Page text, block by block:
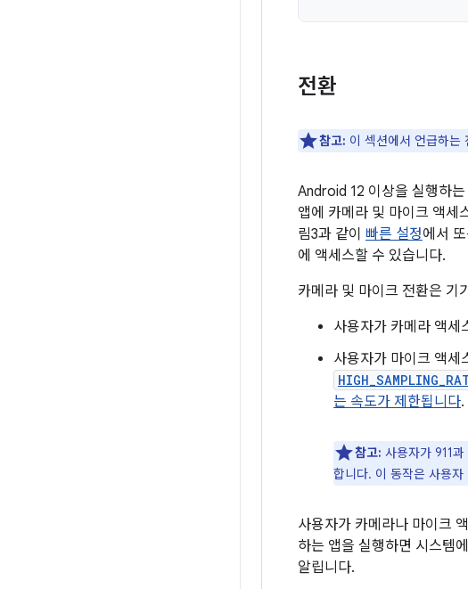
전환
참고: 이 섹션에서 언급하는
Android 12 이상을 실행하는
앱에 카메라 및 마이크 액세
림3과 같이 빠른 설정에서
에 액세스할 수 있습니다.
카메라 및 마이크 전환은 기
사용자가 카메라 액세
사용자가 마이크 액세
는 속도가 제한됩니다.
참고: 사용자가 911
합니다. 이 동작은 사용자
사용자가 카메라나 마이크
하는 앱을 실행하면 시스템
알립니다.